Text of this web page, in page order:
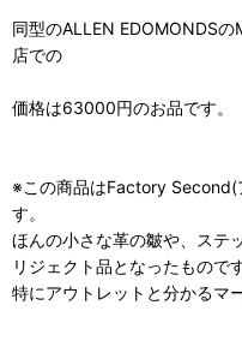
同型のALLEN EDOMONDS
店での
価格は63000円のお品です。
※この商品はFactory Second(
す。
ほんの小さな革の皺や、ステ
リジェクト品となったもので
特にアウトレットと分かるマ